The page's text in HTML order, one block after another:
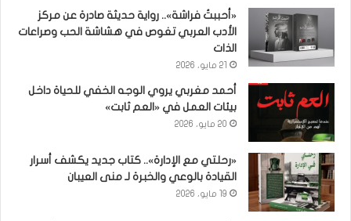
«أحببتُ فراشة».. رواية حديثة صادرة عن مركز
الأدب العربي تغوص في هشاشة الحب وصراعات
الذات
21 مايو، 2026
أحمد مغربي يروي الوجه الخفي للحياة داخل
بيئات العمل في «العم ثابت»
20 مايو، 2026
«رحلتي مع الإدارة».. كتاب جديد يكشف أسرار
القيادة بالوعي والخبرة لـ منى العيبان
19 مايو، 2026